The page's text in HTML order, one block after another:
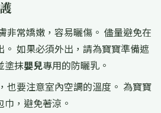
非常嬌嫩，容易曬傷。 儘量避免在
。 如果必須外出，請為寶寶準備遮
塗抹嬰兒專用的防曬乳。
也要注意室內空調的溫度。 為寶寶
，避免著涼。